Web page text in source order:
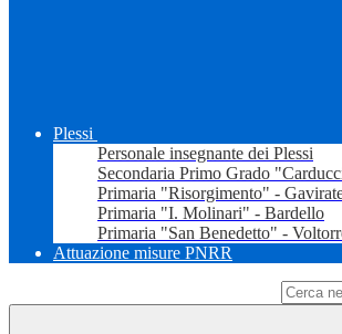
Plessi
Personale insegnante dei Plessi
Secondaria Primo Grado
Primaria "Risorgimento" -
Primaria "I. Molinari" - Bardello
Primaria "San Benedetto" -
Attuazione misure PNRR